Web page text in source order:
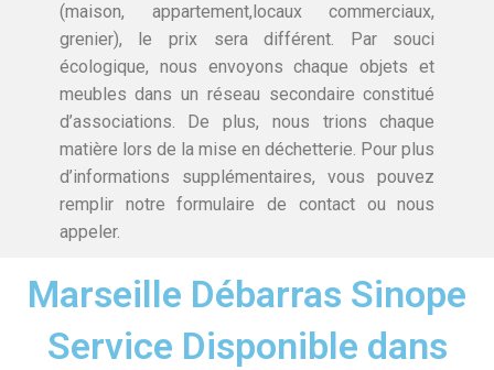
(maison, appartement,locaux commerciaux,
grenier), le prix sera différent. Par souci
écologique, nous envoyons chaque objets et
meubles dans un réseau secondaire constitué
d’associations. De plus, nous trions chaque
matière lors de la mise en déchetterie. Pour plus
d’informations supplémentaires, vous pouvez
remplir notre formulaire de contact ou nous
appeler.
Marseille Débarras Sinope
Service Disponible dans